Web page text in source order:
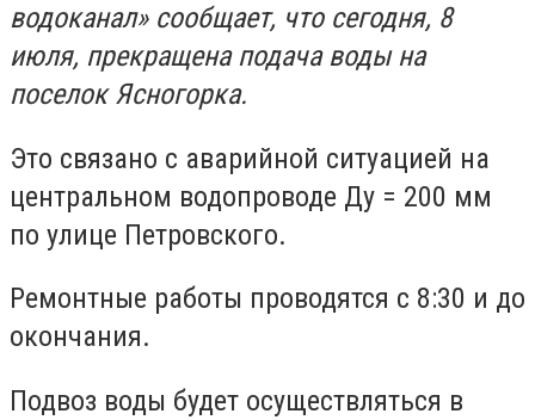
водоканал» сообщает, что сегодня, 8
июля, прекращена подача воды на
поселок Ясногорка.
Это связано с аварийной ситуацией на
центральном водопроводе Ду = 200 мм
по улице Петровского.
Ремонтные работы проводятся с 8:30 и до
окончания.
Подвоз воды будет осуществляться в